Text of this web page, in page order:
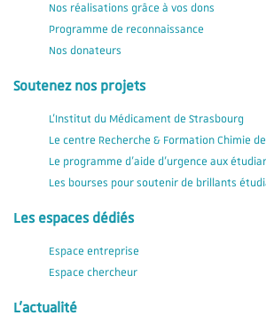
Nos réalisations grâce à vos dons
Programme de reconnaissance
Nos donateurs
Soutenez nos projets
L'Institut du Médicament de Strasbourg
Le centre Recherche & Formation Chimie
Le programme d'aide d'urgence aux
Les bourses pour soutenir de brillants
Les espaces dédiés
Espace entreprise
Espace chercheur
L'actualité